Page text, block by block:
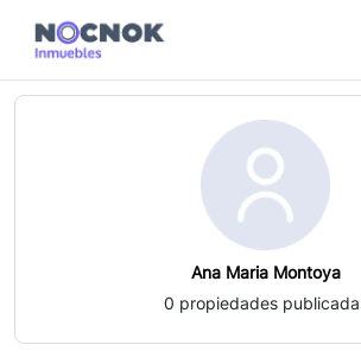
Ana Maria Montoya
0 propiedades